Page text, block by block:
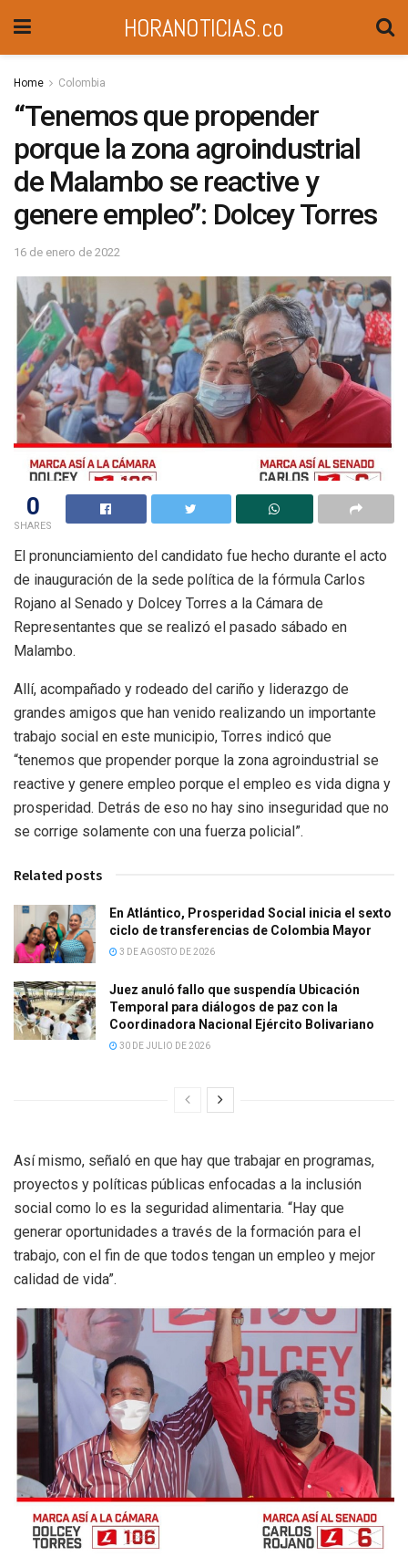
HORANOTICIAS.co
Home Colombia
“Tenemos que propender
porque la zona agroindustrial
de Malambo se reactive y
genere empleo”: Dolcey Torres
16 de enero de 2022
0
SHARES
El pronunciamiento del candidato fue hecho durante el acto
de inauguración de la sede política de la fórmula Carlos
Rojano al Senado y Dolcey Torres a la Cámara de
Representantes que se realizó el pasado sábado en
Malambo.
Allí, acompañado y rodeado del cariño y liderazgo de
grandes amigos que han venido realizando un importante
trabajo social en este municipio, Torres indicó que
“tenemos que propender porque la zona agroindustrial se
reactive y genere empleo porque el empleo es vida digna y
prosperidad. Detrás de eso no hay sino inseguridad que no
se corrige solamente con una fuerza policial”.
Related posts
En Atlántico, Prosperidad Social inicia el sexto
ciclo de transferencias de Colombia Mayor
3 DE AGOSTO DE 2026
Juez anuló fallo que suspendía Ubicación
Temporal para diálogos de paz con la
Coordinadora Nacional Ejército Bolivariano
30 DE JULIO DE 2026
Así mismo, señaló en que hay que trabajar en programas,
proyectos y políticas públicas enfocadas a la inclusión
social como lo es la seguridad alimentaria. “Hay que
generar oportunidades a través de la formación para el
trabajo, con el fin de que todos tengan un empleo y mejor
calidad de vida”.